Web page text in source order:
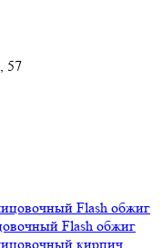
57
Flash обжиг